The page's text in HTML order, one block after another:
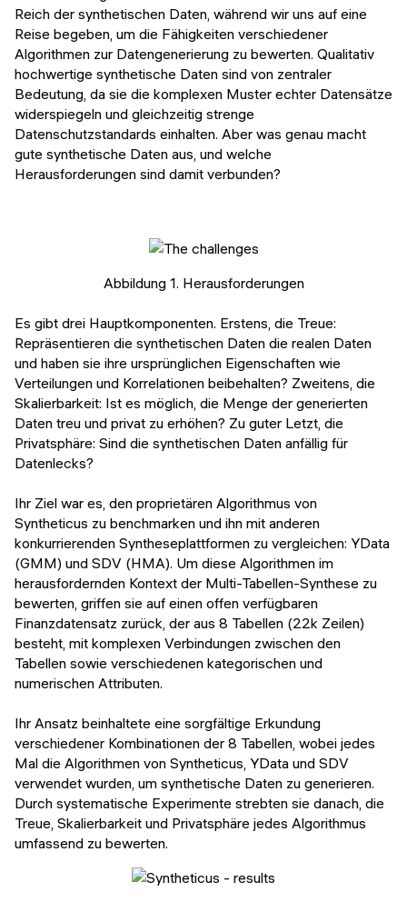
Reich der synthetischen Daten, während wir uns auf eine
Reise begeben, um die Fähigkeiten verschiedener
Algorithmen zur Datengenerierung zu bewerten. Qualitativ
hochwertige synthetische Daten sind von zentraler
Bedeutung, da sie die komplexen Muster echter Datensätze
widerspiegeln und gleichzeitig strenge
Datenschutzstandards einhalten. Aber was genau macht
gute synthetische Daten aus, und welche
Herausforderungen sind damit verbunden?
Abbildung 1. Herausforderungen
Es gibt drei Hauptkomponenten. Erstens, die Treue:
Repräsentieren die synthetischen Daten die realen Daten
und haben sie ihre ursprünglichen Eigenschaften wie
Verteilungen und Korrelationen beibehalten? Zweitens, die
Skalierbarkeit: Ist es möglich, die Menge der generierten
Daten treu und privat zu erhöhen? Zu guter Letzt, die
Privatsphäre: Sind die synthetischen Daten anfällig für
Datenlecks?
Ihr Ziel war es, den proprietären Algorithmus von
Syntheticus zu benchmarken und ihn mit anderen
konkurrierenden Syntheseplattformen zu vergleichen: YData
(GMM) und SDV (HMA). Um diese Algorithmen im
herausfordernden Kontext der Multi-Tabellen-Synthese zu
bewerten, griffen sie auf einen offen verfügbaren
Finanzdatensatz zurück, der aus 8 Tabellen (22k Zeilen)
besteht, mit komplexen Verbindungen zwischen den
Tabellen sowie verschiedenen kategorischen und
numerischen Attributen.
Ihr Ansatz beinhaltete eine sorgfältige Erkundung
verschiedener Kombinationen der 8 Tabellen, wobei jedes
Mal die Algorithmen von Syntheticus, YData und SDV
verwendet wurden, um synthetische Daten zu generieren.
Durch systematische Experimente strebten sie danach, die
Treue, Skalierbarkeit und Privatsphäre jedes Algorithmus
umfassend zu bewerten.